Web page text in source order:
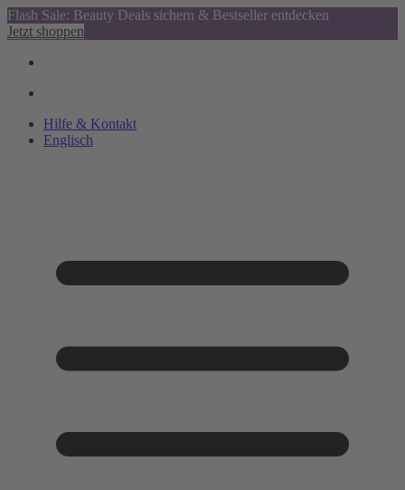
Flash Sale: Beauty Deals sichern & Bestseller entdecken
Jetzt shoppen
Hilfe & Kontakt
Englisch